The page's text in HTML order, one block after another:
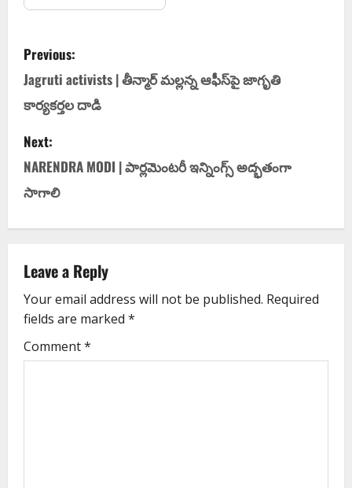
Previous:
Jagruti activists | తీన్మార్ మ‌ల్ల‌న్న ఆఫీస్‌పై జాగృతి
కార్య‌క‌ర్త‌ల దాడి
Next:
NARENDRA MODI | పార్లమెంటరీ ఇన్నింగ్స్ అద్భ‌తంగా
సాగాలి
Leave a Reply
Your email address will not be published. Required
fields are marked *
Comment*